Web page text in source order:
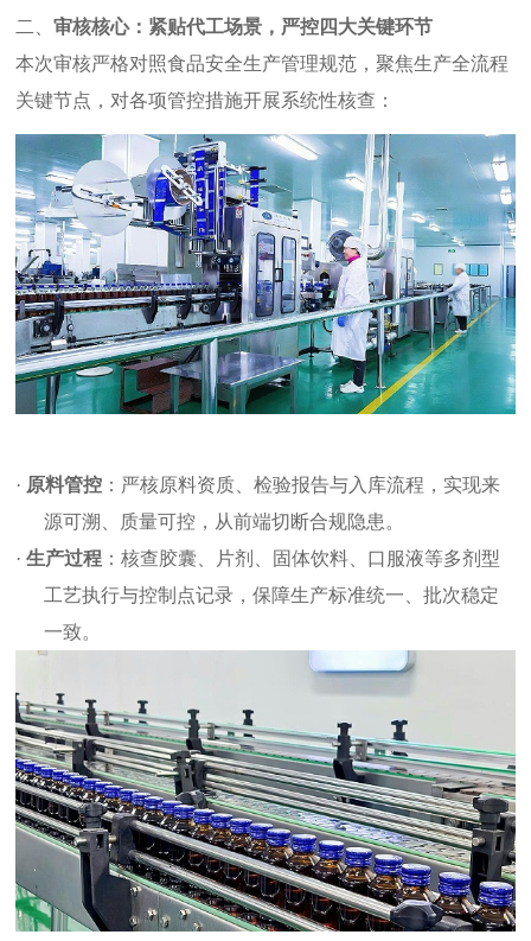
二、审核核心：紧贴代工场景，严控四大关键环节
本次审核严格对照食品安全生产管理规范，聚焦生产全流程
关键节点，对各项管控措施开展系统性核查：
· 原料管控 ：严核原料资质、检验报告与入库流程，实现来
源可溯、质量可控，从前端切断合规隐患。
·生产过程 ：核查胶囊、片剂、固体饮料、口服液等多剂型
工艺执行与控制点记录，保障生产标准统一、批次稳定
一致。